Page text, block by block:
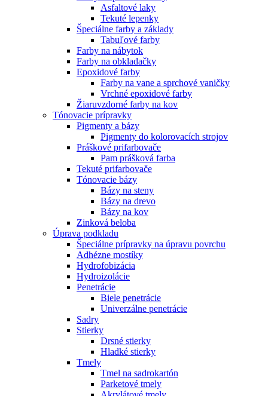
Asfaltové laky
Tekuté lepenky
Špeciálne farby a základy
Tabuľové farby
Farby na nábytok
Farby na obkladačky
Epoxidové farby
Farby na vane a sprchové vaničky
Vrchné epoxidové farby
Žiaruvzdorné farby na kov
Tónovacie prípravky
Pigmenty a bázy
Pigmenty do kolorovacích strojov
Práškové prifarbovače
Pam prášková farba
Tekuté prifarbovače
Tónovacie bázy
Bázy na steny
Bázy na drevo
Bázy na kov
Zinková beloba
Úprava podkladu
Špeciálne prípravky na úpravu povrchu
Adhézne mostíky
Hydrofobizácia
Hydroizolácie
Penetrácie
Biele penetrácie
Univerzálne penetrácie
Sadry
Stierky
Drsné stierky
Hladké stierky
Tmely
Tmel na sadrokartón
Parketové tmely